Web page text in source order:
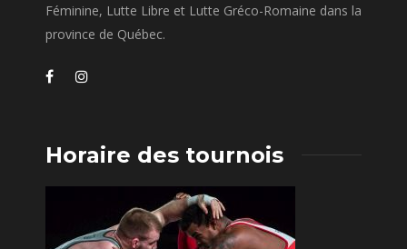
Féminine, Lutte Libre et Lutte Gréco-Romaine dans la
province de Québec.
Horaire des tournois